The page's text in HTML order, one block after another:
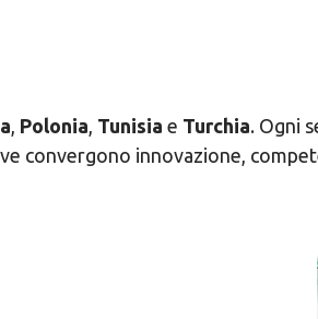
, Polonia, Tunisia e Turchia. Ogni
convergono innovazione,